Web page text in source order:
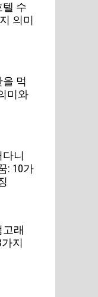
텔 수
의미
을 먹
미와
다니
: 10가
고래
지